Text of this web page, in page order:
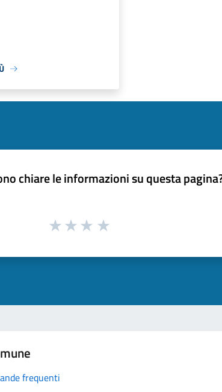
chiare le informazioni su questa
frequenti